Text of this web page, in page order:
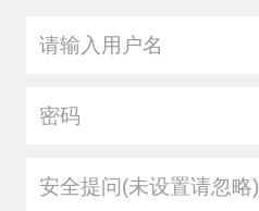
安全提问(未设置请忽略)